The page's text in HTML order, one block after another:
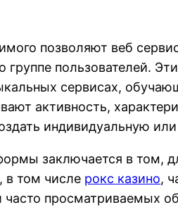
позволяют веб
группе пользователей.
сервисах,
активность,
индивидуальную
заключается в том,
в том числе рокс казино,
просматриваемых